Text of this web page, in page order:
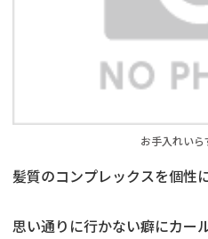
お手入れいら
髪質のコンプレックスを個性
思い通りに行かない癖にカー